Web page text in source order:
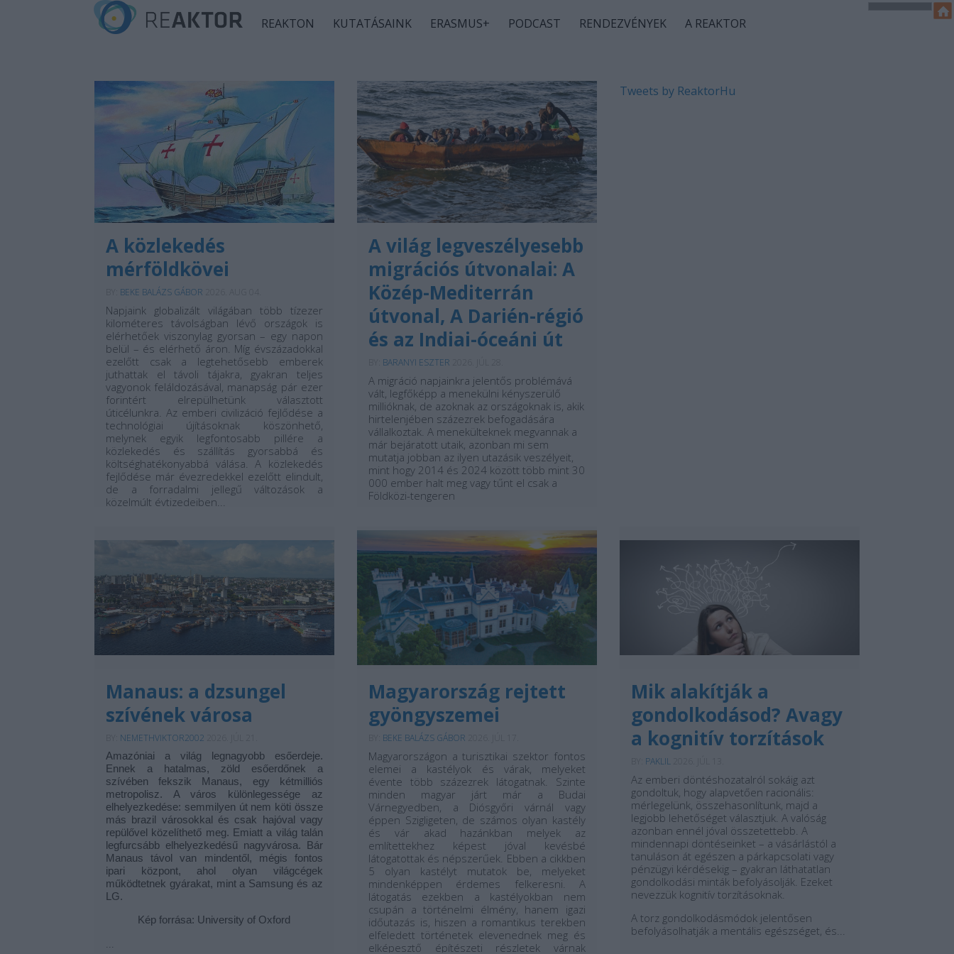
REAKTON KUTATÁSAINK ERASMUS+ PODCAST RENDEZVÉNYEK A REAKTOR
A közlekedés
mérföldkövei
BEKE BALÁZS GÁBOR
Napjaink globalizált világában több tízezer
kilométeres távolságban lévő országok is
elérhetőek viszonylag gyorsan – egy napon
belül – és elérhető áron. Míg évszázadokkal
ezelőtt csak a legtehetősebb emberek
juthattak el távoli tájakra, gyakran teljes
vagyonok feláldozásával, manapság pár ezer
forintért elrepülhetünk választott
úticélunkra. Az emberi civilizáció fejlődése a
technológiai újításoknak köszönhető,
melynek egyik legfontosabb pillére a
közlekedés és szállítás gyorsabbá és
költséghatékonyabbá válása. A közlekedés
fejlődése már évezredekkel ezelőtt elindult,
de a forradalmi jellegű változások a
közelmúlt évtizedeiben...
A világ legveszélyesebb
migrációs útvonalai: A
Közép-Mediterrán
útvonal, A Darién-régió
és az Indiai-óceáni út
BARANYI ESZTER
A migráció napjainkra jelentős problémává
vált, legfőképp a menekülni kényszerülő
millióknak, de azoknak az országoknak is, akik
hirtelenjében százezrek befogadására
vállalkoztak. A menekülteknek megvannak a
már bejáratott utaik, azonban mi sem
mutatja jobban az ilyen utazásik veszélyeit,
mint hogy 2014 és 2024 között több mint 30
000 ember halt meg vagy tűnt el csak a
Földközi-tengeren
Tweets by ReaktorHu
Manaus: a dzsungel
szívének városa
NEMETHVIKTOR2002
Amazóniai a világ legnagyobb esőerdeje.
Ennek a hatalmas, zöld esőerdőnek a
szívében fekszik Manaus, egy kétmilliós
metropolisz. A város különlegessége az
elhelyezkedése: semmilyen út nem köti össze
más brazil városokkal és csak hajóval vagy
repülővel közelíthető meg. Emiatt a világ talán
legfurcsább elhelyezkedésű nagyvárosa. Bár
Manaus távol van mindentől, mégis fontos
ipari központ, ahol olyan világcégek
működtetnek gyárakat, mint a Samsung és az
LG.
Kép forrása: University of Oxford
...
Magyarország rejtett
gyöngyszemei
BEKE BALÁZS GÁBOR
Magyarországon a turisztikai szektor fontos
elemei a kastélyok és várak, melyeket
évente több százezrek látogatnak. Szinte
minden magyar járt már a Budai
Várnegyedben, a Diósgyőri várnál vagy
éppen Szigligeten, de számos olyan kastély
és vár akad hazánkban melyek az
említettekhez képest jóval kevésbé
látogatottak és népszerűek. Ebben a cikkben
5 olyan kastélyt mutatok be, melyeket
mindenképpen érdemes felkeresni. A
látogatás ezekben a kastélyokban nem
csupán a történelmi élmény, hanem igazi
időutazás is, hiszen a romantikus terekben
elfeledett történetek elevenednek meg és
elképesztő építészeti részletek várnak
Mik alakítják a
gondolkodásod? Avagy
a kognitív torzítások
PAKLIL
Az emberi döntéshozatalról sokáig azt
gondoltuk, hogy alapvetően racionális:
mérlegelünk, összehasonlítunk, majd a
legjobb lehetőséget választjuk. A valóság
azonban ennél jóval összetettebb. A
mindennapi döntéseinket – a vásárlástól a
tanuláson át egészen a párkapcsolati vagy
pénzügyi kérdésekig – gyakran láthatatlan
gondolkodási minták befolyásolják. Ezeket
nevezzük kognitív torzításoknak.
A torz gondolkodásmódok jelentősen
befolyásolhatják a mentális egészséget, és...